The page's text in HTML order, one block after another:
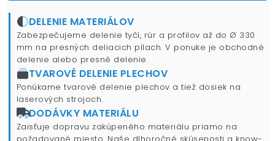
DELENIE MATERIÁLOV
Zabezpečujeme delenie tyčí, rúr a profilov až do Ø 330
mm na presných deliacich pílach. V ponuke je obchodné
delenie alebo presné delenie.
TVAROVÉ DELENIE PLECHOV
Ponúkame tvarové delenie plechov a tiež dosiek na
laserových strojoch.
DODÁVKY MATERIÁLU
Zaisťuje dopravu zakúpeného materiálu priamo na